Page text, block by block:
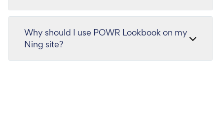
Why should I use POWR Lookbook on my
Ning site?